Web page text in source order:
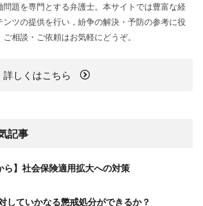
題を専門とする弁護士。本サイトでは豊富な経
ツの提供を行い，紛争の解決・予防の参考に役
相談・ご依頼はお気軽にどうぞ。
詳しくはこちら
記事
ら】社会保険適用拡大への対策
していかなる懲戒処分ができるか？